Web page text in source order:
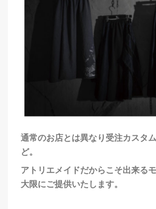
通常のお店とは異なり受注カスタ
ど。
アトリエメイドだからこそ出来る
大限にご提供いたします。